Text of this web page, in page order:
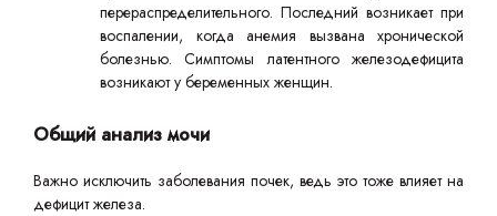
перераспределительного. Последний возникает при
воспалении, когда анемия вызвана хронической
болезнью. Симптомы латентного железодефицита
возникают у беременных женщин.
Общий анализ мочи
Важно исключить заболевания почек, ведь это тоже влияет на
дефицит железа.